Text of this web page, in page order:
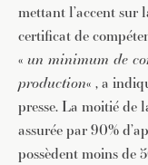
mettant l’accent sur
certificat de
« un minimum de
production« , a
presse. La moitié de
assurée par 90%
possèdent moins de